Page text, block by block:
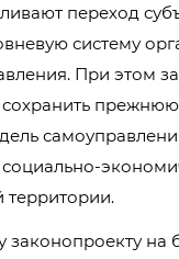
переход
систему
При этом
сохранить прежнюю
территории.
законопроекту на